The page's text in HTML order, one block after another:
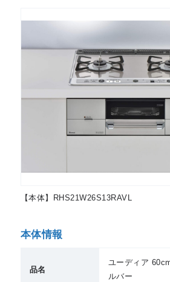
【本体】RHS21W26S13RAVL
本体情報
品名
ユーディア
ルバー